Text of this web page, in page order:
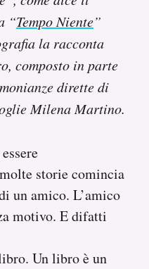
“Tempo Niente”
la racconta
composto in parte
dirette di
Milena Martino.
storie comincia
un amico. L’amico
motivo. E difatti
Un libro è un